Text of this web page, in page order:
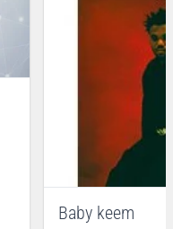
Baby keem